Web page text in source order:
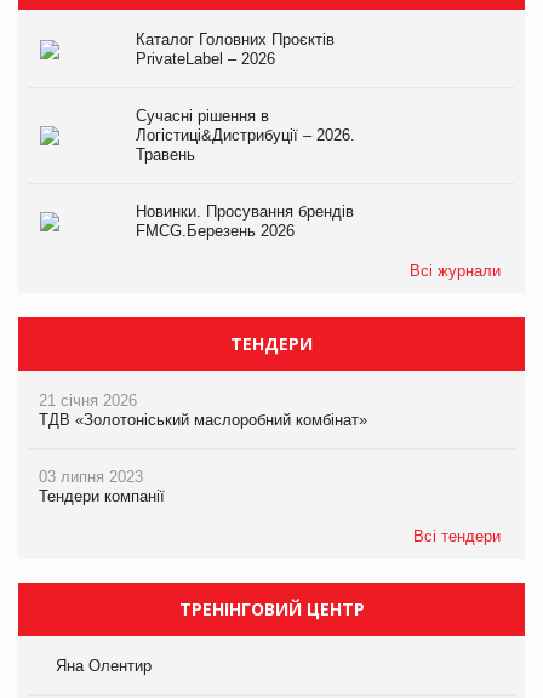
Каталог Головних Проєктів
PrivateLabel – 2026
Сучасні рішення в
Логістиці&Дистрибуції – 2026.
Травень
Новинки. Просування брендів
FMCG.Березень 2026
Всі журнали
ТЕНДЕРИ
21 січня 2026
ТДВ «Золотоніський маслоробний комбінат»
03 липня 2023
Тендери компанії
Всі тендери
ТРЕНІНГОВИЙ ЦЕНТР
Яна Олентир